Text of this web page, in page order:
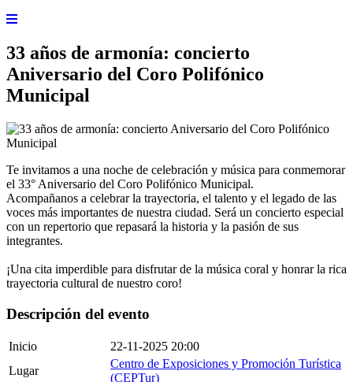
33 años de armonía: concierto
Aniversario del Coro Polifónico
Municipal
Te invitamos a una noche de celebración y música para conmemorar
el 33° Aniversario del Coro Polifónico Municipal.
Acompañanos a celebrar la trayectoria, el talento y el legado de las
voces más importantes de nuestra ciudad. Será un concierto especial
con un repertorio que repasará la historia y la pasión de sus
integrantes.
¡Una cita imperdible para disfrutar de la música coral y honrar la rica
trayectoria cultural de nuestro coro!
Descripción del evento
Inicio
22-11-2025 20:00
Lugar
Centro de Exposiciones y Promoción Turística
(CEPTur)